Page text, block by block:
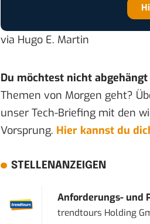
via Hugo E. Martin
Du möchtest nicht
Themen von Morgen geht?
unser Tech-Briefing mit den
Vorsprung. Hier kannst du
STELLENANZEIGEN
Anforderungs- und
trendtours Holding